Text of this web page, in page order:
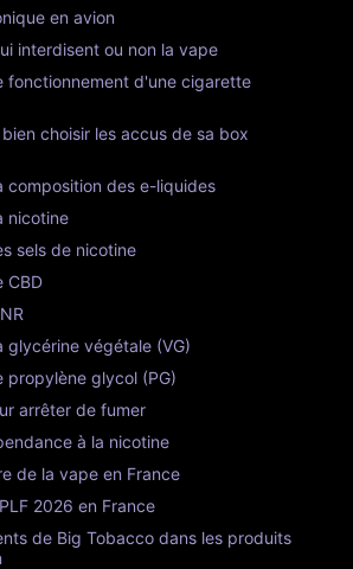
en avion
interdisent ou non la vape
fonctionnement d'une cigarette
choisir les accus de sa box
composition des e-liquides
nicotine
sels de nicotine
CBD
glycérine végétale (VG)
propylène glycol (PG)
arrêter de fumer
à la nicotine
de la vape en France
2026 en France
de Big Tobacco dans les produits